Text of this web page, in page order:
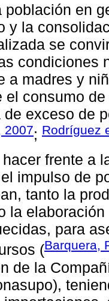
población en
y la
se
condiciones
a madres y
el consumo
exceso de
2007; Rodríguez
frente a
impulso de
tanto la
la
para
(Barquera,
de la